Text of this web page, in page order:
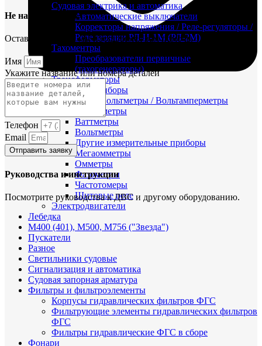
FTS-omsk@mail.ru
Судовая электрика и автоматика
Автоматические выключатели
Корректоры напряжения / Реле-регуляторы /
Реле зарядки РЛ-Н-1М (РЛ-2М)
Тахоментры
Преобразователи первичные
(тахогенераторы)
Трансформаторы
Щитовые приборы
Ампервольтметры / Вольтамперметры
Амперметры
Ваттметры
Вольтметры
Другие измерительные приборы
Мегаомметры
Омметры
Фазометры
Частотомеры
Щитовые реле
Электродвигатели
Лебедка
М400 (401), М500, М756 ("Звезда")
Пускатели
Разное
Светильники судовые
Сигнализация и автоматика
Судовая запорная арматура
Фильтры и фильтроэлементы
Корпусы гидравлических фильтров ФГС
Фильтрующие элементы гидравлических фильтров
ФГС
Фильтры гидравлические ФГС в сборе
Фонари
Не нашли деталь?
Оставьте заявку и мы постараемся вам помочь.
Имя
Укажите название или номера деталей
Телефон
Email
Отправить заявку
Руководства и инструкции
Посмотрите руководства к ДВС и другому оборудованию.